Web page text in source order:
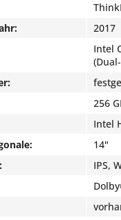
2017
Intel
256
Intel
14"
IPS,